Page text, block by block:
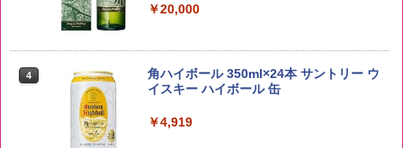
【在庫処分価格】ももたろう印 無洗米 5
kg 業務用 お米マイスターブレンド
￥20,000
4
角ハイボール 350ml×24本 サントリー ウ
イスキー ハイボール 缶
￥4,919